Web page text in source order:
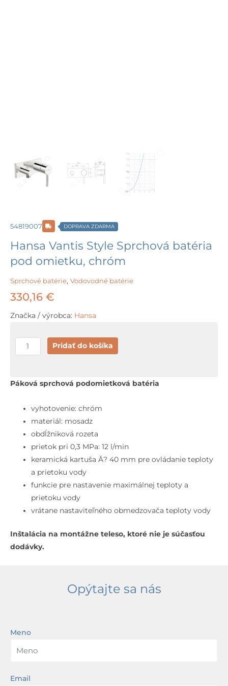
54819007 DOPRAVA ZDARMA
Hansa Vantis Style Sprchová batéria
pod omietku, chróm
Sprchové batérie, Vodovodné batérie
330,16 €
Značka / výrobca: Hansa
množstvo
Hansa
Style
batéria
pod
omietku,
chróm
Pridať do košíka
Páková sprchová podomietková batéria
vyhotovenie: chróm
materiál: mosadz
obdĺžniková rozeta
prietok pri 0,3 MPa: 12 l/min
keramická kartuša Ă? 40 mm pre ovládanie teploty
a prietoku vody
funkcie pre nastavenie maximálnej teploty a
prietoku vody
vrátane nastaviteľného obmedzovača teploty vody
Inštalácia na montážne teleso, ktoré nie je súčasťou
dodávky.
Opýtajte sa nás
Meno
Email